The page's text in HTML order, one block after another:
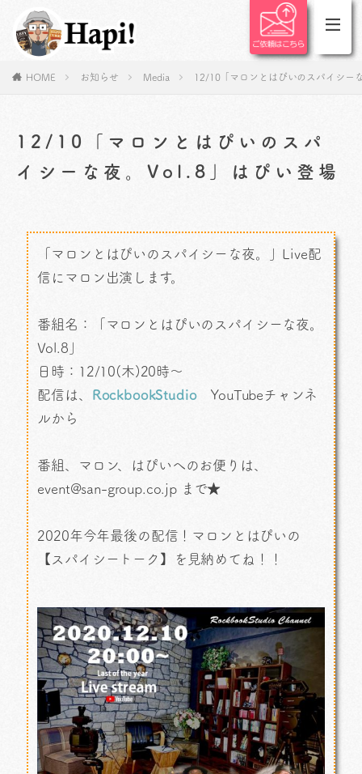
HOME お知らせ Media 12/10「マロンとはぴいのスパイシー
12/10「マロンとはぴいのスパ
イシーな夜。Vol.8」はぴい登場
「マロンとはぴいのスパイシーな夜。」Live配
信にマロン出演します。
番組名：「マロンとはぴいのスパイシーな夜。
Vol.8」
日時：12/10(木)20時～
配信は、 RockbookStudio
YouTubeチャンネ
ルから
番組、マロン、はぴいへのお便りは、
event@san-group.co.jp まで★
2020年今年最後の配信！マロンとはぴいの
【スパイシートーク】を見納めてね！！